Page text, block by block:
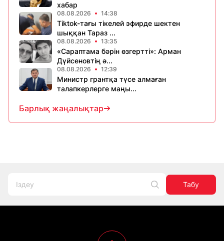
хабар
08.08.2026 14:38
Tiktok-тағы тікелей эфирде шектен
шыққан Тараз ...
08.08.2026 13:35
«Сараптама бәрін өзгертті»: Арман
Дүйсеновтің ә...
08.08.2026 12:39
Министр грантқа түсе алмаған
талапкерлерге маңы...
Барлық жаңалықтар
Табу